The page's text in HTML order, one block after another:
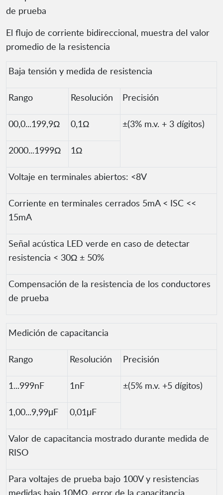
de prueba
El flujo de corriente bidireccional, muestra del valor
promedio de la resistencia
Baja tensión y medida de resistencia
Rango Resolución Precisión
00,0...199,9Ω 0,1Ω ±(3% m.v. + 3 dígitos)
2000...1999Ω 1Ω
Voltaje en terminales abiertos: <8V
Corriente en terminales cerrados 5mA < ISC <<
15mA
Señal acústica LED verde en caso de detectar
resistencia < 30Ω ± 50%
Compensación de la resistencia de los conductores
de prueba
Medición de capacitancia
Rango Resolución Precisión
1...999nF 1nF ±(5% m.v. +5 dígitos)
1,00...9,99μF 0,01μF
Valor de capacitancia mostrado durante medida de
RISO
Para voltajes de prueba bajo 100V y resistencias
medidas bajo 10MΩ, error de la capacitancia